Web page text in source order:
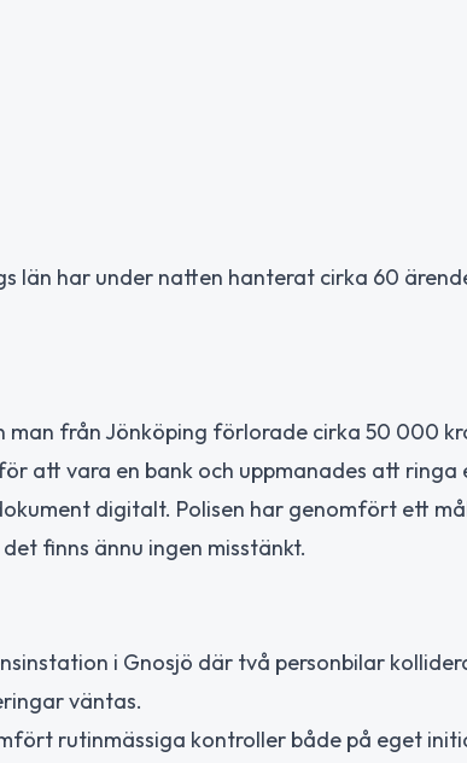
län har under natten hanterat cirka 60
från Jönköping förlorade cirka 50 000
att vara en bank och uppmanades att
digitalt. Polisen har genomfört ett
finns ännu ingen misstänkt.
i Gnosjö där två personbilar
väntas.
rutinmässiga kontroller både på eget